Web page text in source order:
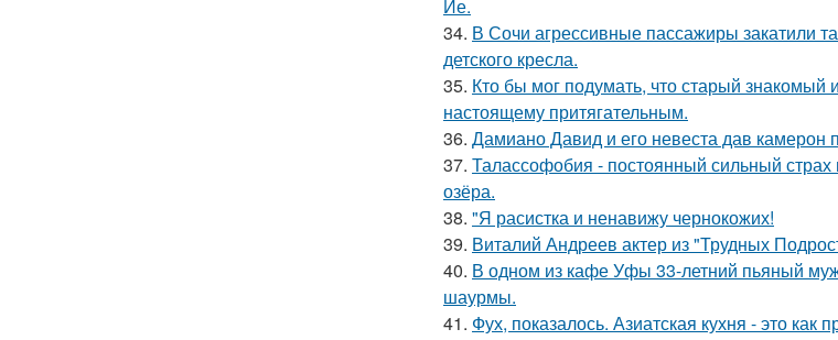
Йе.
34. В Сочи агрессивные пассажиры закатили
детского кресла.
35. Кто бы мог подумать, что старый знакомый
настоящему притягательным.
36. Дамиано Давид и его невеста дав камерон
37. Талассофобия - постоянный сильный
озёра.
38. "Я расистка и ненавижу чернокожих!
39. Виталий Андреев актер из "Трудных
40. В одном из кафе Уфы 33-летний пьяный
шаурмы.
41. Фух, показалось. Азиатская кухня - это